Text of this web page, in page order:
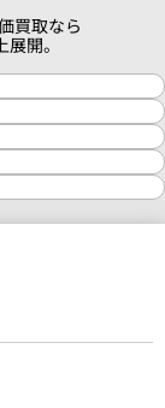
タンゴロ RTC
買取なら
開。